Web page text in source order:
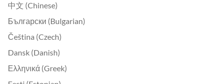
中文 (Chinese)
Български (Bulgarian)
Čeština (Czech)
Dansk (Danish)
Ελληνικά (Greek)